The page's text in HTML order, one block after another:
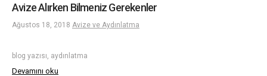
Avize Alırken Bilmeniz Gerekenler
Ağustos 18, 2018 Avize ve Aydınlatma
blog yazısı, aydınlatma
Devamını oku